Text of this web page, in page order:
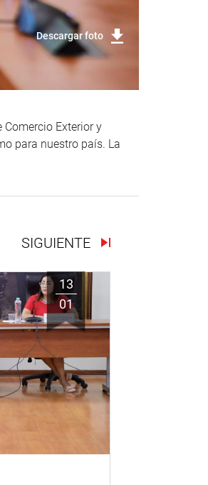
Descargar foto
Exterior y
para nuestro país. La
SIGUIENTE
13
01